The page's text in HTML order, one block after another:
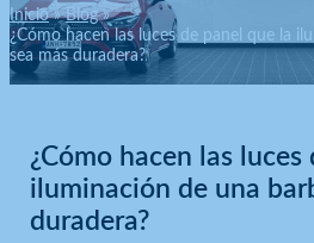
Inicio
Blog
¿Cómo hacen las luces de panel que la
sea más duradera?
¿Cómo hacen las
iluminación de una
duradera?